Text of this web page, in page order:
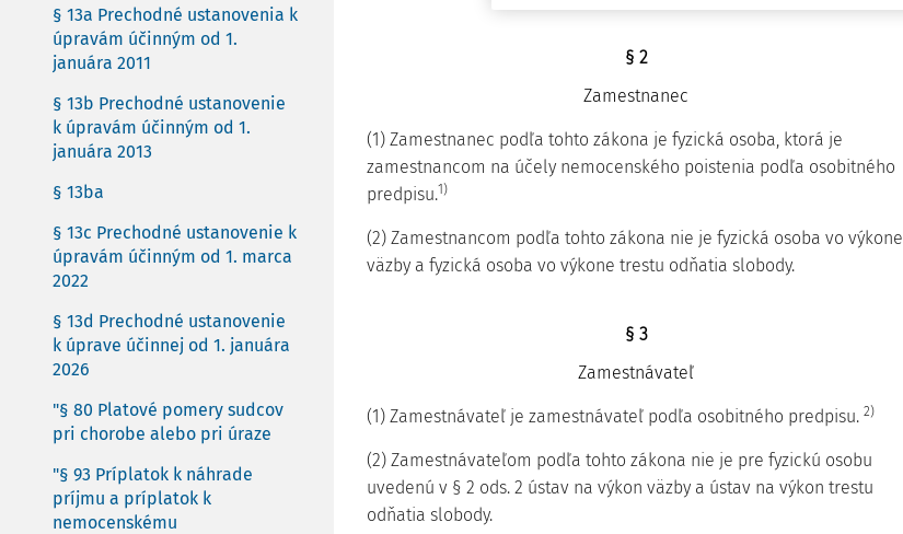
§ 13a Prechodné ustanovenia k
úpravám účinným od 1.
januára 2011
§ 13b Prechodné ustanovenie
k úpravám účinným od 1.
januára 2013
§ 13ba
§ 13c Prechodné ustanovenie k
úpravám účinným od 1. marca
2022
§ 13d Prechodné ustanovenie
k úprave účinnej od 1. januára
2026
"§ 80 Platové pomery sudcov
pri chorobe alebo pri úraze
"§ 93 Príplatok k náhrade
príjmu a príplatok k
nemocenskému
§ 2
Zamestnanec
(1) Zamestnanec podľa tohto zákona je fyzická osoba, ktorá je
zamestnancom na účely nemocenského poistenia podľa osobitného
predpisu.1)
(2) Zamestnancom podľa tohto zákona nie je fyzická osoba vo výkone
väzby a fyzická osoba vo výkone trestu odňatia slobody.
§ 3
Zamestnávateľ
(1) Zamestnávateľ je zamestnávateľ podľa osobitného predpisu. 2)
(2) Zamestnávateľom podľa tohto zákona nie je pre fyzickú osobu
uvedenú v § 2 ods. 2 ústav na výkon väzby a ústav na výkon trestu
odňatia slobody.